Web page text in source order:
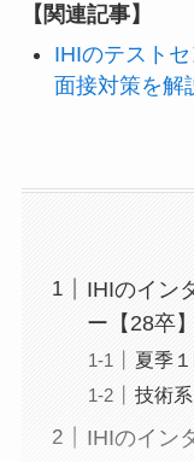
【関連記事】
IHIのテスト
面接対策を解
IHIのイン
ー【28卒】
夏季
技術
IHIのイン